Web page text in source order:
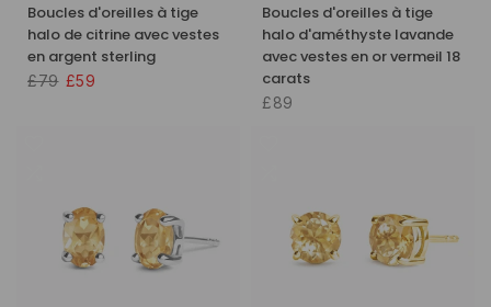
Boucles d'oreilles à tige
halo de citrine avec vestes
en argent sterling
£79 £59
Boucles d'oreilles à tige
halo d'améthyste lavande
avec vestes en or vermeil 18
carats
£89